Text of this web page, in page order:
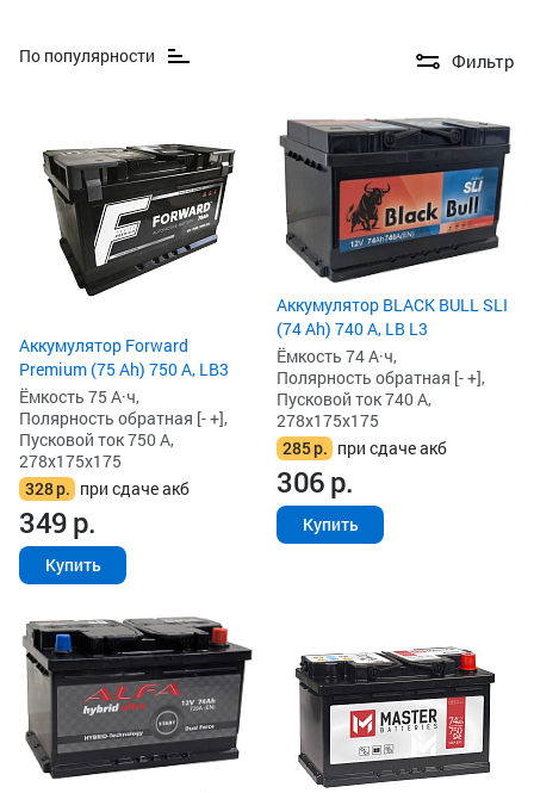
По популярности Фильтр
Аккумулятор Forward
Premium (75 Ah) 750 А, LB3
Ёмкость 75 А·ч,
Полярность обратная [- +],
Пусковой ток 750 А,
278x175x175
328р. при сдаче акб
349р.
Купить
Аккумулятор BLACK BULL SLI
(74 Ah) 740 А, LB L3
Ёмкость 74 А·ч,
Полярность обратная [- +],
Пусковой ток 740 А,
278x175x175
285р. при сдаче акб
306р.
Купить